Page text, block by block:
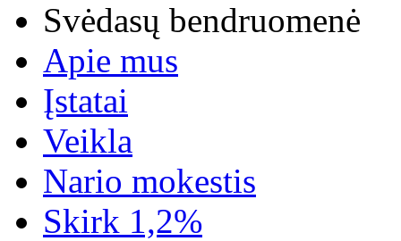
Svėdasų bendruomenė
Apie mus
Įstatai
Veikla
Nario mokestis
Skirk 1,2%